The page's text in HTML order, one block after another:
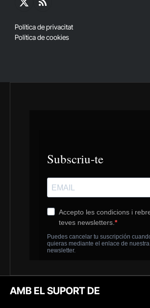
X
RSS
Política de privacitat
Política de cookies
AMB EL SUPORT DE